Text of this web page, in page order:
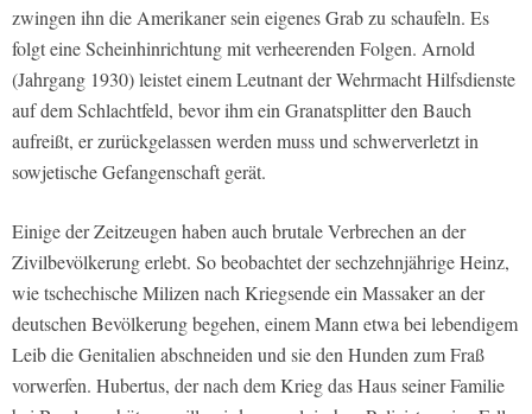
zwingen ihn die Amerikaner sein eigenes Grab zu schaufeln. Es
folgt eine Scheinhinrichtung mit verheerenden Folgen. Arnold
(Jahrgang 1930) leistet einem Leutnant der Wehrmacht Hilfsdienste
auf dem Schlachtfeld, bevor ihm ein Granatsplitter den Bauch
aufreißt, er zurückgelassen werden muss und schwerverletzt in
sowjetische Gefangenschaft gerät.
Einige der Zeitzeugen haben auch brutale Verbrechen an der
Zivilbevölkerung erlebt. So beobachtet der sechzehnjährige Heinz,
wie tschechische Milizen nach Kriegsende ein Massaker an der
deutschen Bevölkerung begehen, einem Mann etwa bei lebendigem
Leib die Genitalien abschneiden und sie den Hunden zum Fraß
vorwerfen. Hubertus, der nach dem Krieg das Haus seiner Familie